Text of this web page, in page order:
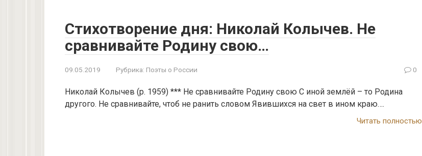
Стихотворение дня: Николай Колычев. Не
сравнивайте Родину свою…
09.05.2019 Рубрика: Поэты о России 0
Николай Колычев (р. 1959) *** Не сравнивайте Родину свою С иной землёй – то Родина
другого. Не сравнивайте, чтоб не ранить словом Явившихся на свет в ином краю….
Читать полностью